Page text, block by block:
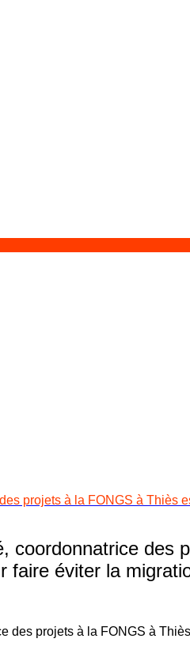
projets à la FONGS à Thiès
coordonnatrice
faire éviter la